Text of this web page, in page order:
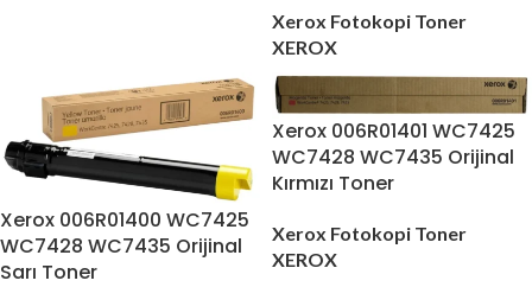
Xerox Fotokopi Toner
XEROX
Xerox 006R01400 WC7425
WC7428 WC7435 Orijinal
Sarı Toner
Xerox 006R01401 WC7425
WC7428 WC7435 Orijinal
Kırmızı Toner
Xerox Fotokopi Toner
XEROX